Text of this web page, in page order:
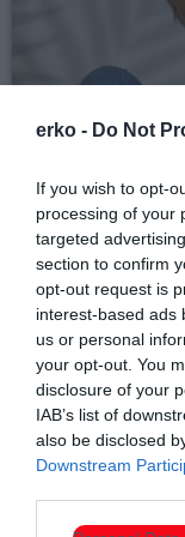
erko - Do Not
If you wish to opt-
processing of your
targeted
section to confirm
opt-out request is
interest-based ads
us or personal
your opt-out. You
disclosure of your
IAB’s list of
also be disclosed
Downstream
Τοπικά Νέα
Με το
και
συναυλία
παραλία
Το ΚΤΕΛ Ροδόπης σας
Κρυονέρι Ροδόπης, το
Παραλία Κρυονερίου,
ΛΕΩΦΟΡΕΙΑ: Αναχώρηση